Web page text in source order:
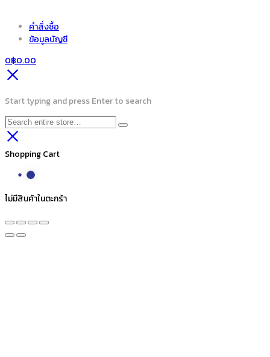
คำสั่งซื้อ
ข้อมูลบัญชี
0฿0.00
Start typing and press Enter to search
Shopping Cart
ไม่มีสินค้าในตะกร้า